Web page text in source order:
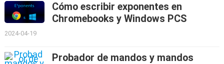
Cómo escribir exponentes en
Chromebooks y Windows PCS
2024-04-19
Probador de mandos y mandos